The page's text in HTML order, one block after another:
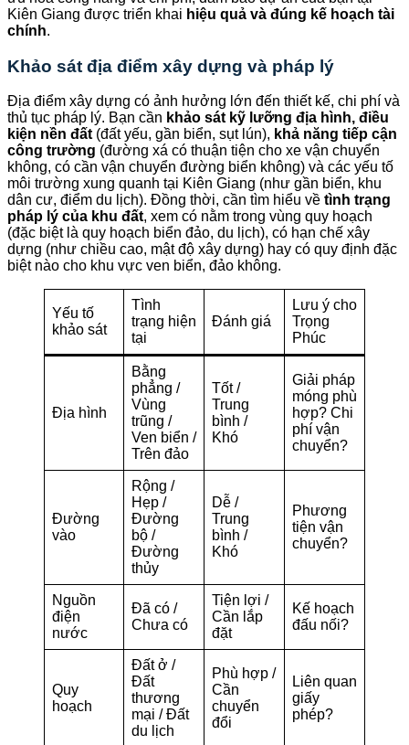
Kiên Giang được triển khai hiệu quả và đúng kế hoạch tài
chính.
Khảo sát địa điểm xây dựng và pháp lý
Địa điểm xây dựng có ảnh hưởng lớn đến thiết kế, chi phí và
thủ tục pháp lý. Bạn cần khảo sát kỹ lưỡng địa hình, điều
kiện nền đất(đất yếu, gần biển, sụt lún), khả năng tiếp cận
công trường (đường xá có thuận tiện cho xe vận chuyển
không, có cần vận chuyển đường biển không) và các yếu tố
môi trường xung quanh tại Kiên Giang (như gần biển, khu
dân cư, điểm du lịch). Đồng thời, cần tìm hiểu về tình trạng
pháp lý của khu đất, xem có nằm trong vùng quy hoạch
(đặc biệt là quy hoạch biển đảo, du lịch), có hạn chế xây
dựng (như chiều cao, mật độ xây dựng) hay có quy định đặc
biệt nào cho khu vực ven biển, đảo không.
Yếu tố
khảo sát
Tình
trạng hiện
tại
Đánh giá
Lưu ý cho
Trọng
Phúc
Địa hình
Bằng
phẳng /
Vùng
trũng /
Ven biển /
Trên đảo
Tốt /
Trung
bình /
Khó
Giải pháp
móng phù
hợp? Chi
phí vận
chuyển?
Đường
vào
Rộng /
Hẹp /
Đường
bộ /
Đường
thủy
Dễ /
Trung
bình /
Khó
Phương
tiện vận
chuyển?
Nguồn
điện
nước
Đã có /
Chưa có
Tiện lợi /
Cần lắp
đặt
Kế hoạch
đấu nối?
Quy
hoạch
Đất ở /
Đất
thương
mại / Đất
du lịch
Phù hợp /
Cần
chuyển
đổi
Liên quan
giấy
phép?